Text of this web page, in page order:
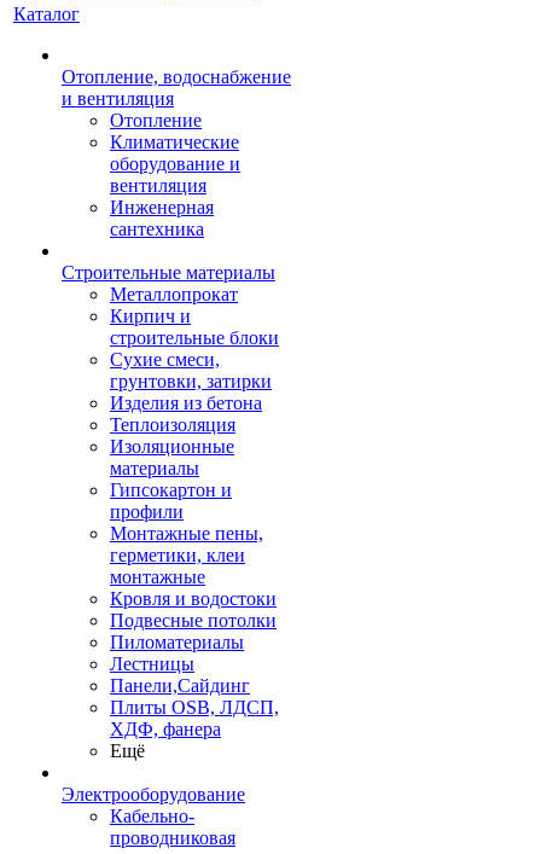
Каталог
Отопление, водоснабжение
и вентиляция
Отопление
Климатические
оборудование и
вентиляция
Инженерная
сантехника
Строительные материалы
Металлопрокат
Кирпич и
строительные блоки
Сухие смеси,
грунтовки, затирки
Изделия из бетона
Теплоизоляция
Изоляционные
материалы
Гипсокартон и
профили
Монтажные пены,
герметики, клеи
монтажные
Кровля и водостоки
Подвесные потолки
Пиломатериалы
Лестницы
Панели,Сайдинг
Плиты OSB, ЛДСП,
ХДФ, фанера
Ещё
Электрооборудование
Кабельно-
проводниковая